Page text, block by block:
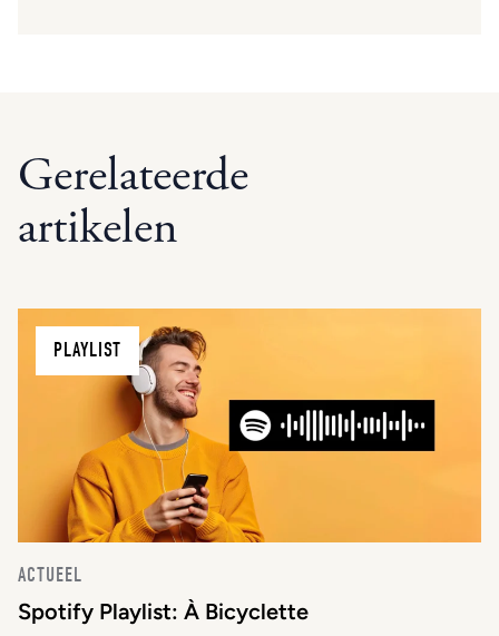
Gerelateerde
artikelen
PLAYLIST
ACTUEEL
Spotify Playlist: À Bicyclette